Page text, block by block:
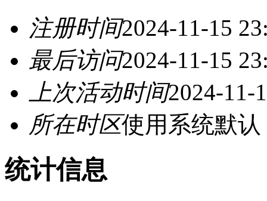
注册时间2024-11-15
最后访问2024-11-15
上次活动时间2024-11-
所在时区使用系统默认
统计信息